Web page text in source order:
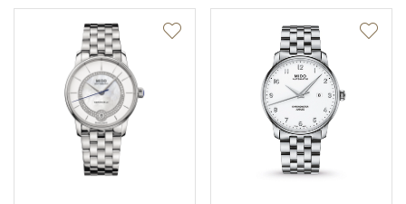
Sekundová ručka
Barva číselníku